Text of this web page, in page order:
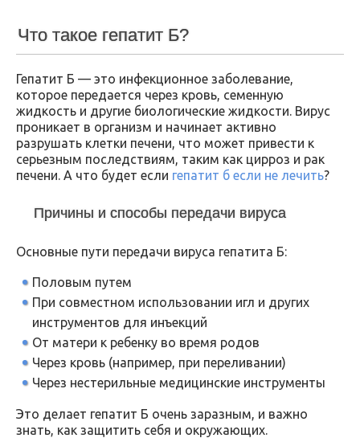
Что такое гепатит Б?
Гепатит Б — это инфекционное заболевание,
которое передается через кровь, семенную
жидкость и другие биологические жидкости. Вирус
проникает в организм и начинает активно
разрушать клетки печени, что может привести к
серьезным последствиям, таким как цирроз и рак
печени. А что будет если гепатит б если не лечить?
Причины и способы передачи вируса
Основные пути передачи вируса гепатита Б:
Половым путем
При совместном использовании игл и других
инструментов для инъекций
От матери к ребенку во время родов
Через кровь (например, при переливании)
Через нестерильные медицинские инструменты
Это делает гепатит Б очень заразным, и важно
знать, как защитить себя и окружающих.